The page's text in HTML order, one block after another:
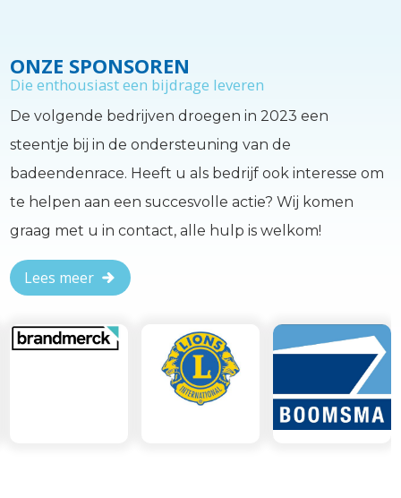
ONZE SPONSOREN
Die enthousiast een bijdrage leveren
De volgende bedrijven droegen in 2023 een
steentje bij in de ondersteuning van de
badeendenrace. Heeft u als bedrijf ook interesse om
te helpen aan een succesvolle actie? Wij komen
graag met u in contact, alle hulp is welkom!
Lees meer